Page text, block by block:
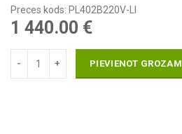
Preces kods: PL402B220V-LI
1 440.00 €
PIEVIENOT GROZAM